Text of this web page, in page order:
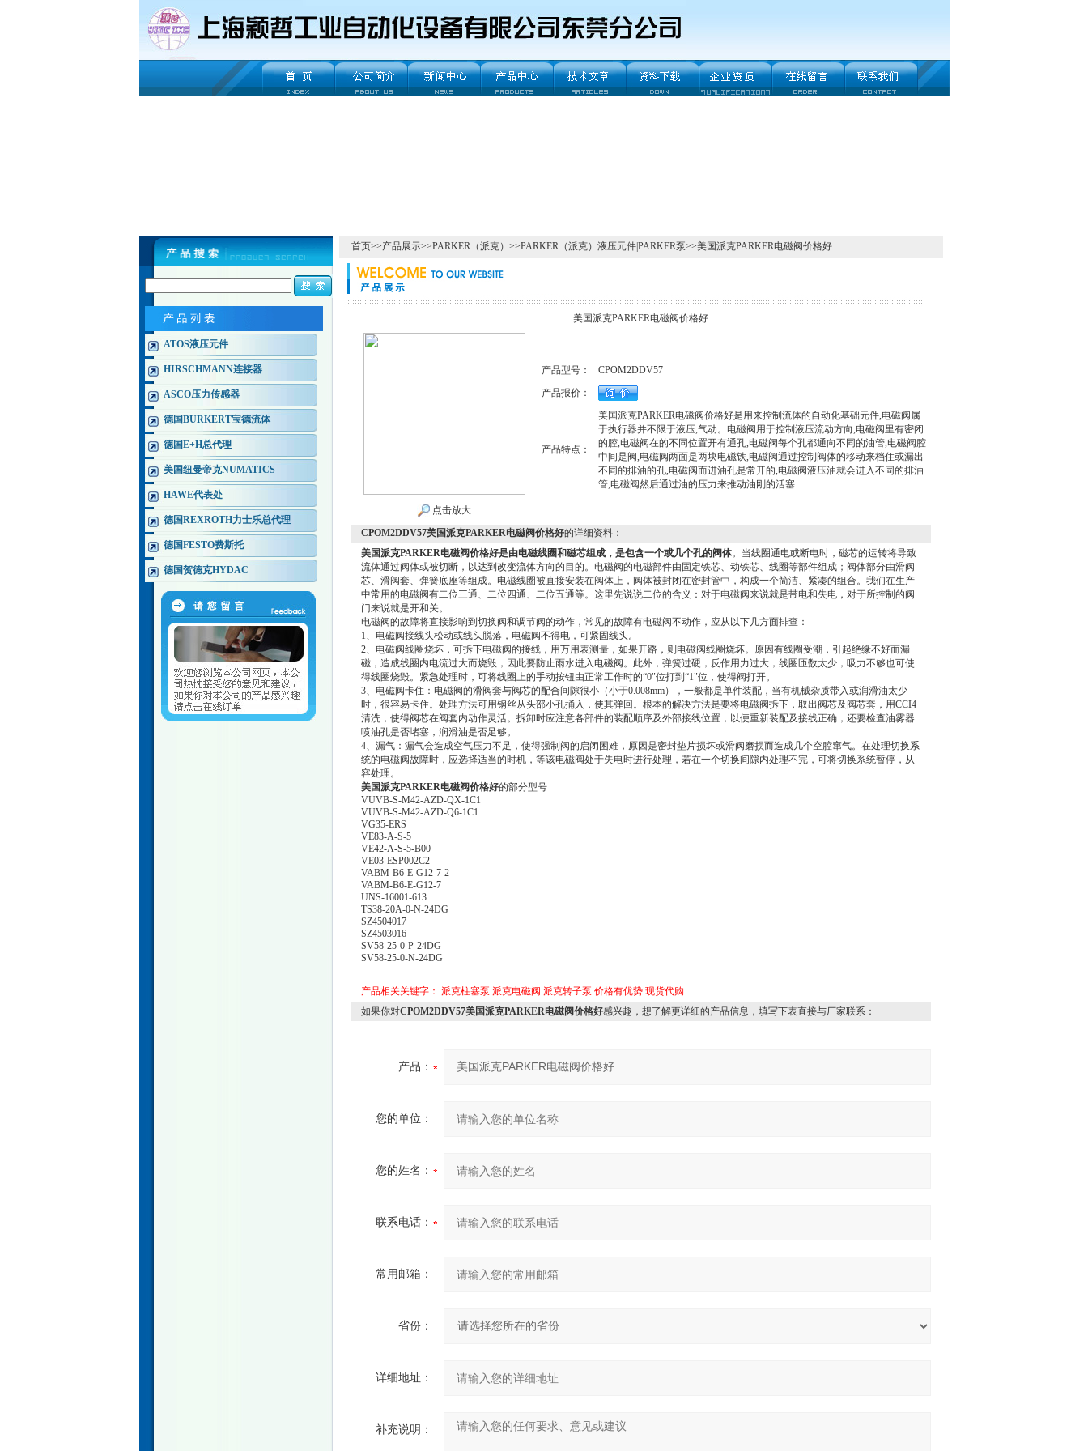
ATOS液压元件
HIRSCHMANN连接器
ASCO压力传感器
德国BURKERT宝德流体
德国E+H总代理
美国纽曼帝克NUMATICS
HAWE代表处
德国REXROTH力士乐总代理
德国FESTO费斯托
德国贺德克HYDAC
首页>>产品展示>>PARKER（派克） >>PARKER（派克）液压元件|PARKER泵>>美国派克PARKER电磁阀价格好
美国派克PARKER电磁阀价格好
点击放大
产品型号：
CPOM2DDV57
产品报价：
产品特点：
美国派克PARKER电磁阀价格好是用来控制流体的自动化基础元件,电磁阀属
于执行器并不限于液压,气动。电磁阀用于控制液压流动方向,电磁阀里有密闭
的腔,电磁阀在的不同位置开有通孔,电磁阀每个孔都通向不同的油管,电磁阀腔
中间是阀,电磁阀两面是两块电磁铁,电磁阀通过控制阀体的移动来档住或漏出
不同的排油的孔,电磁阀而进油孔是常开的,电磁阀液压油就会进入不同的排油
管,电磁阀然后通过油的压力来推动油刚的活塞
CPOM2DDV57美国派克PARKER电磁阀价格好的详细资料：
美国派克PARKER电磁阀价格好是由电磁线圈和磁芯组成，是包含一个或几个孔的阀体。当线圈通电或断电时，磁芯的运转将导致
流体通过阀体或被切断，以达到改变流体方向的目的。电磁阀的电磁部件由固定铁芯、动铁芯、线圈等部件组成；阀体部分由滑阀
芯、滑阀套、弹簧底座等组成。电磁线圈被直接安装在阀体上，阀体被封闭在密封管中，构成一个简洁、紧凑的组合。我们在生产
中常用的电磁阀有二位三通、二位四通、二位五通等。这里先说说二位的含义：对于电磁阀来说就是带电和失电，对于所控制的阀
门来说就是开和关。
电磁阀的故障将直接影响到切换阀和调节阀的动作，常见的故障有电磁阀不动作，应从以下几方面排查：
1、电磁阀接线头松动或线头脱落，电磁阀不得电，可紧固线头。
2、电磁阀线圈烧坏，可拆下电磁阀的接线，用万用表测量，如果开路，则电磁阀线圈烧坏。原因有线圈受潮，引起绝缘不好而漏
磁，造成线圈内电流过大而烧毁，因此要防止雨水进入电磁阀。此外，弹簧过硬，反作用力过大，线圈匝数太少，吸力不够也可使
得线圈烧毁。紧急处理时，可将线圈上的手动按钮由正常工作时的“0"位打到“1"位，使得阀打开。
3、电磁阀卡住：电磁阀的滑阀套与阀芯的配合间隙很小（小于0.008mm），一般都是单件装配，当有机械杂质带入或润滑油太少
时，很容易卡住。处理方法可用钢丝从头部小孔捅入，使其弹回。根本的解决方法是要将电磁阀拆下，取出阀芯及阀芯套，用CCI4
清洗，使得阀芯在阀套内动作灵活。拆卸时应注意各部件的装配顺序及外部接线位置，以便重新装配及接线正确，还要检查油雾器
喷油孔是否堵塞，润滑油是否足够。
4、漏气：漏气会造成空气压力不足，使得强制阀的启闭困难，原因是密封垫片损坏或滑阀磨损而造成几个空腔窜气。在处理切换系
统的电磁阀故障时，应选择适当的时机，等该电磁阀处于失电时进行处理，若在一个切换间隙内处理不完，可将切换系统暂停，从
容处理。
美国派克PARKER电磁阀价格好的部分型号
VUVB-S-M42-AZD-QX-1C1
VUVB-S-M42-AZD-Q6-1C1
VG35-ERS
VE83-A-S-5
VE42-A-S-5-B00
VE03-ESP002C2
VABM-B6-E-G12-7-2
VABM-B6-E-G12-7
UNS-16001-613
TS38-20A-0-N-24DG
SZ4504017
SZ4503016
SV58-25-0-P-24DG
SV58-25-0-N-24DG
产品相关关键字： 派克柱塞泵 派克电磁阀 派克转子泵 价格有优势 现货代购
如果你对CPOM2DDV57美国派克PARKER电磁阀价格好感兴趣，想了解更详细的产品信息，填写下表直接与厂家联系：
产品：
您的单位：
您的姓名：
联系电话：
常用邮箱：
省份：
详细地址：
补充说明：